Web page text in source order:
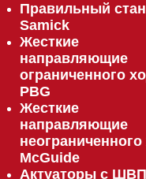
Правильный
Samick
Жесткие
направляющие
ограниченного
PBG
Жесткие
направляющие
неограниченного
McGuide
Актуаторы с